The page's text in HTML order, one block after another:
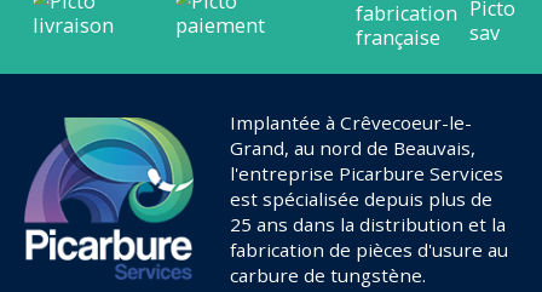
Implantée à Crêvecoeur-le-
Grand, au nord de Beauvais,
l'entreprise Picarbure Services
est spécialisée depuis plus de
25 ans dans la distribution et la
fabrication de pièces d'usure au
carbure de tungstène.